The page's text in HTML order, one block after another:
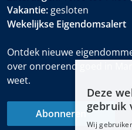
Vakantie: gesloten
Wekelijkse Eigendomsalert
Ontdek nieuwe
over onroerend goed in
weet.
Abonneren
Deze
gebruik
Wij